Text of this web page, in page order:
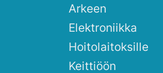
Arkeen
Elektroniikka
Hoitolaitoksille
Keittiöön